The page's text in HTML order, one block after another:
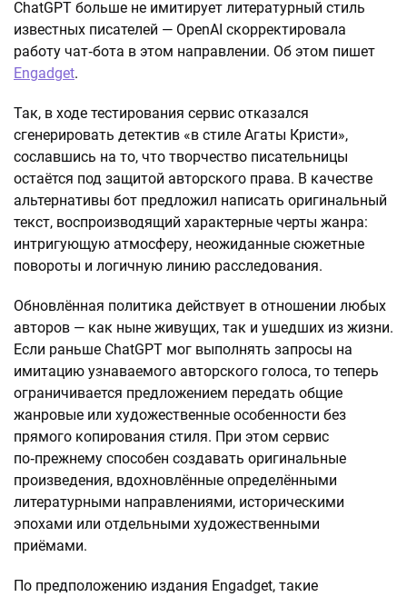
ChatGPT больше не имитирует литературный стиль
известных писателей — OpenAI скорректировала
работу чат‑бота в этом направлении. Об этом пишет
Engadget.
Так, в ходе тестирования сервис отказался
сгенерировать детектив «в стиле Агаты Кристи»,
сославшись на то, что творчество писательницы
остаётся под защитой авторского права. В качестве
альтернативы бот предложил написать оригинальный
текст, воспроизводящий характерные черты жанра:
интригующую атмосферу, неожиданные сюжетные
повороты и логичную линию расследования.
Обновлённая политика действует в отношении любых
авторов — как ныне живущих, так и ушедших из жизни.
Если раньше ChatGPT мог выполнять запросы на
имитацию узнаваемого авторского голоса, то теперь
ограничивается предложением передать общие
жанровые или художественные особенности без
прямого копирования стиля. При этом сервис
по‑прежнему способен создавать оригинальные
произведения, вдохновлённые определёнными
литературными направлениями, историческими
эпохами или отдельными художественными
приёмами.
По предположению издания Engadget, такие